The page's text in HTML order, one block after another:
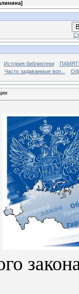
]
История библиотеки
Часто задаваемые воп...